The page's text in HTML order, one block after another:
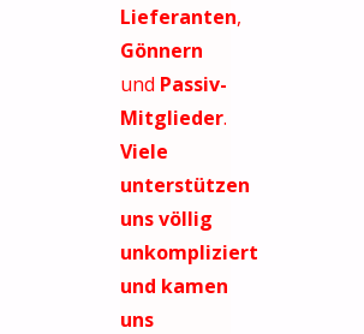
Lieferanten,
Gönnern
und Passiv-
Mitglieder.
Viele
unterstützen
uns völlig
unkompliziert
und kamen
uns